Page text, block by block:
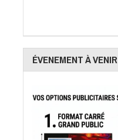
ÉVENEMENT À VENIR